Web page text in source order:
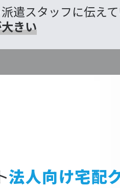
遣スタッフに伝え
きい
法人向け宅配